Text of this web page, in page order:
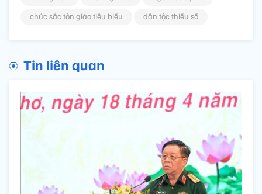
chức sắc tôn giáo tiêu biểu
dân tộc thiểu số
Tin liên quan